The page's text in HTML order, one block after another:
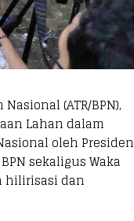
(ATR/BPN),
Lahan dalam
oleh Presiden
sekaligus Waka
hilirisasi dan